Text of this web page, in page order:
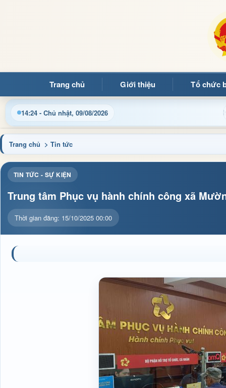
Trang chủ Giới thiệu Tổ chức
14:24 - Chủ nhật, 09/08/2026
Cập nhật thông tin điều hành, thủ tục hành chính và
Trang chủ > Tin tức
TIN TỨC - SỰ KIỆN
Trung tâm Phục vụ hành chính công xã
Thời gian đăng: 15/10/2025 00:00